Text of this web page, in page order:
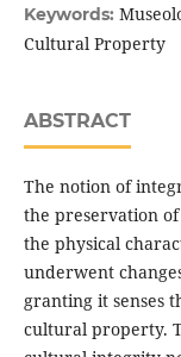
Keywords:
Cultural Property
ABSTRACT
The notion of
the preservation
the physical
underwent
granting it senses
cultural property.